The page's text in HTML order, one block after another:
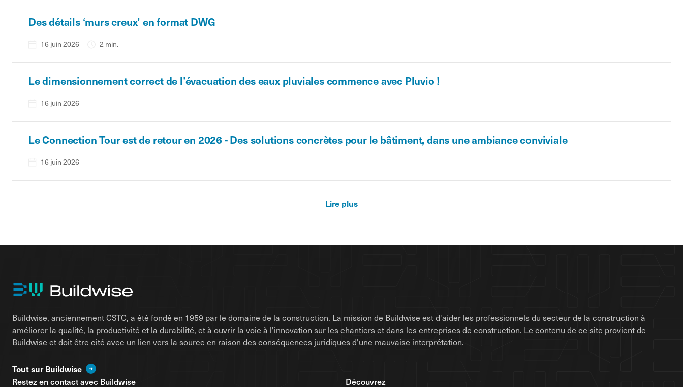
Des détails ‘murs creux’ en format DWG
16 juin 2026 2 min.
Le dimensionnement correct de l’évacuation des eaux pluviales commence avec Pluvio !
16 juin 2026
Le Connection Tour est de retour en 2026 - Des solutions concrètes pour le bâtiment, dans une ambiance conviviale
16 juin 2026
Lire plus
Buildwise, anciennement CSTC, a été fondé en 1959 par le domaine de la construction. La mission de Buildwise est d'aider les professionnels du secteur de la construction à
améliorer la qualité, la productivité et la durabilité, et à ouvrir la voie à l'innovation sur les chantiers et dans les entreprises de construction. Le contenu de ce site provient de
Buildwise et doit être cité avec un lien vers la source en raison des conséquences juridiques d'une mauvaise interprétation.
Tout sur Buildwise
Restez en contact avec Buildwise
Découvrez